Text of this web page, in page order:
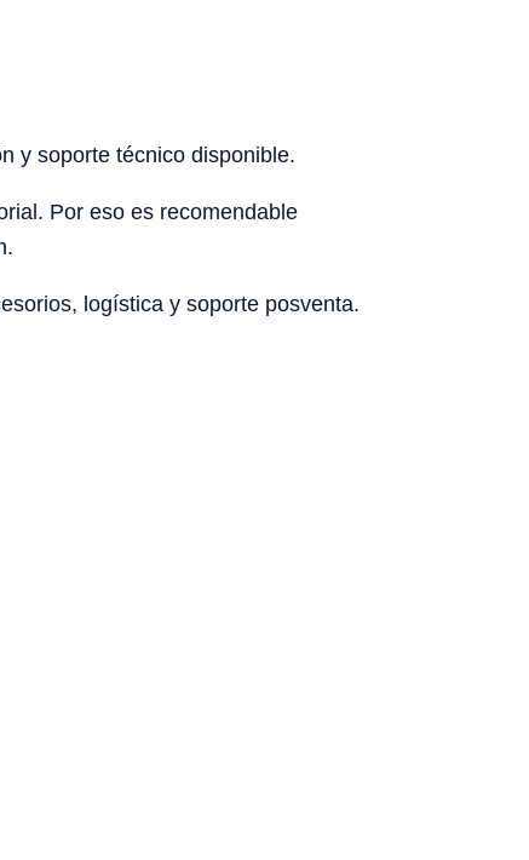
y soporte técnico disponible.
Por eso es recomendable
logística y soporte posventa.